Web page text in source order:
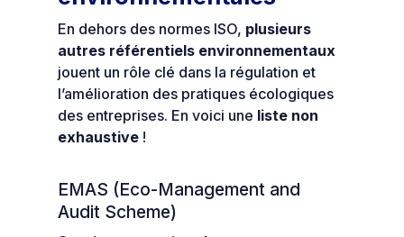
En dehors des normes ISO, plusieurs
autres référentiels environnementaux
jouent un rôle clé dans la régulation et
l’amélioration des pratiques écologiques
des entreprises. En voici une liste non
exhaustive !
EMAS (Eco-Management and
Audit Scheme)